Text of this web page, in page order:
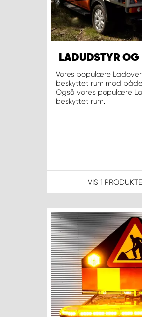
LADUDSTYR
Vores populære
beskyttet rum mod
Også vores populære
beskyttet rum.
VIS 1